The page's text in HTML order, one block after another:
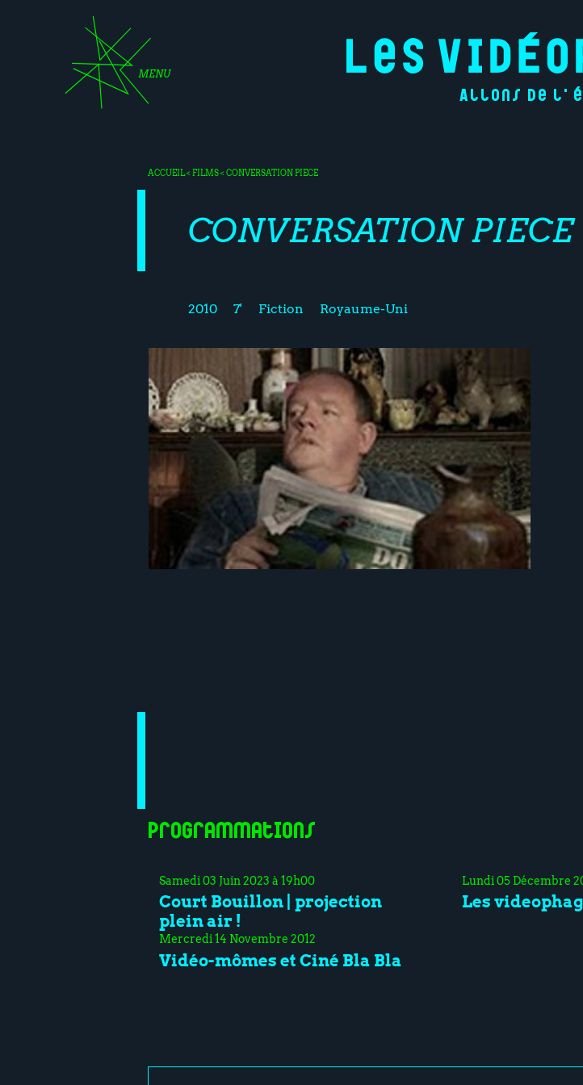
MENU
Allons de
ACCUEIL<FILMS< CONVERSATION PIECE
CONVERSATION PIECE
2010 7' Fiction Royaume-Uni
Programmations
Samedi 03 Juin 2023 à 19h00
Court Bouillon | projection
plein air !
Lundi 05 Décembre
Les
Mercredi 14 Novembre 2012
Vidéo-mômes et Ciné Bla Bla